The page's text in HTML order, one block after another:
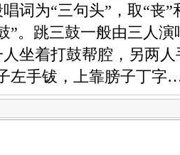
词为“三句头”，取“丧”
”。跳三鼓一般由三人
坐着打鼓帮腔，另两
左手钹，上靠膀子丁